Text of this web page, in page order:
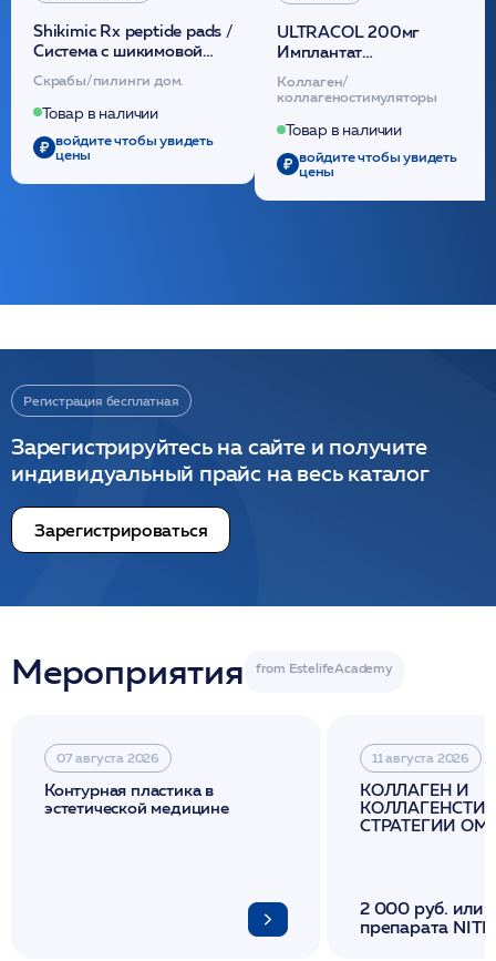
Shikimic Rx peptide pads /
Cистема с шикимовой
кислотой обновляющая
(30шт) /HP
Скрабы/пилинги дом.
Товар в наличии
войдите чтобы увидеть
цены
ULTRACOL 200мг
Имплантат
внутридермальный,
стерильный на основе
полидиоксанона
/ULTRACOL
Коллаген/
коллагеностимуляторы
Товар в наличии
войдите чтобы увидеть
цены
Регистрация бесплатная
Зарегистрируйтесь на сайте и получите
индивидуальный прайс на весь каталог
Зарегистрироваться
Мероприятия
07 августа 2026
Контурная пластика в
эстетической медицине
11 августа 2026
КОЛЛАГЕН И
СТРАТЕГИИ
2 000 руб. или
препарата